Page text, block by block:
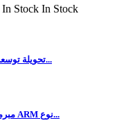
In Stock In Stock
تحويلة توسعة للوحات مت...
مبرمجة متحكمات ARM نوع...